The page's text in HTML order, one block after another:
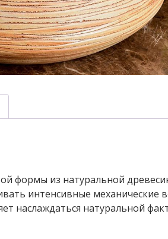
формы из натуральной
интенсивные механические
наслаждаться натуральной